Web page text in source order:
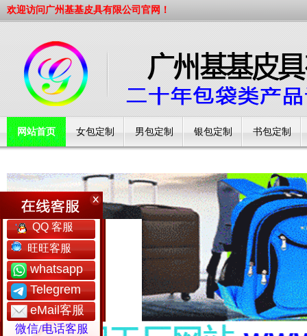
欢迎访问广州基基皮具有限公司官网！
网站首页 女包定制 男包定制 银包定制 书包定制
QQ 客服
旺旺客服
whatsapp
Telegrem
eMail客服
微信/电话客服